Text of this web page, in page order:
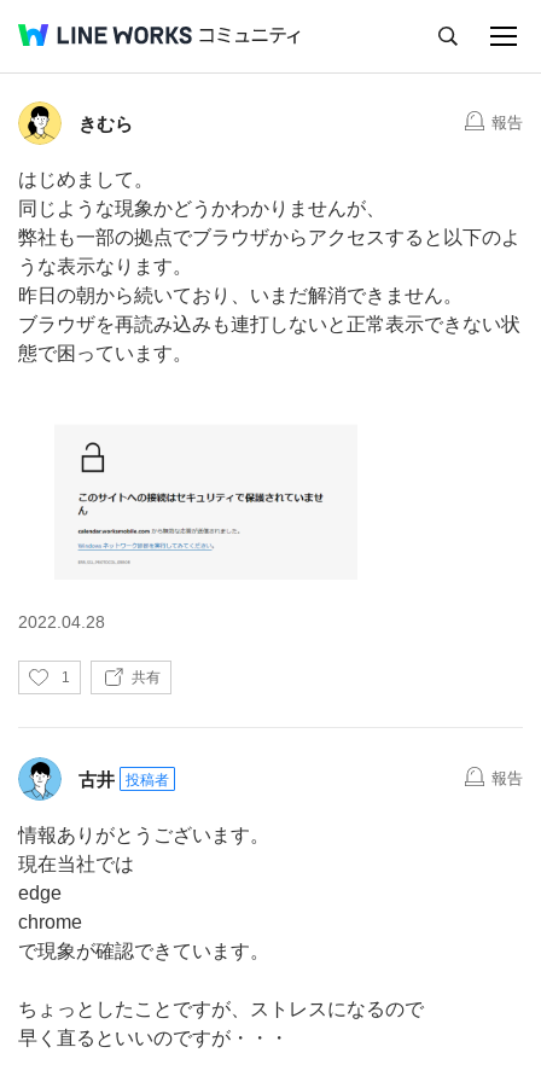
Q&A Tips Ideas
コメント
きむら 報告
はじめまして。
同じような現象かどうかわかりませんが、
弊社も一部の拠点でブラウザからアクセスすると以下のよ
うな表示なります。
昨日の朝から続いており、いまだ解消できません。
ブラウザを再読み込みも連打しないと正常表示できない状
態で困っています。
2022.04.28
い
1 共有
古井 投稿者 報告
情報ありがとうございます。
現在当社では
edge
chrome
で現象が確認できています。
ちょっとしたことですが、ストレスになるので
早く直るといいのですが・・・